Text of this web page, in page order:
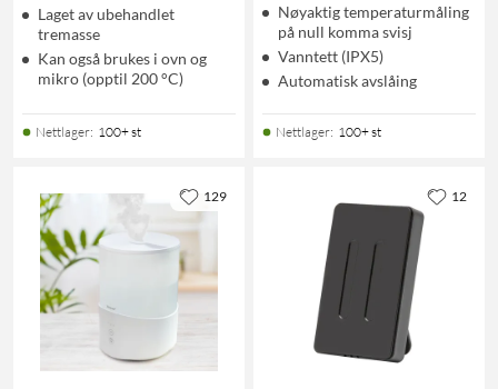
Laget av ubehandlet
tremasse
Kan også brukes i ovn og
mikro (opptil 200 °C)
Nettlager: 100+ st
Nøyaktig temperaturmåling
på null komma svisj
Vanntett (IPX5)
Automatisk avslåing
Nettlager: 100+ st
129 12